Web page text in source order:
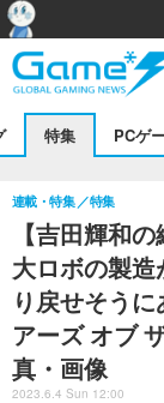
特集 PCゲ
【吉田輝和
大ロボの製
り戻せそう
アーズ オブ
真・画像
連載・特集 特集
2023.6.4 Sun 12:00